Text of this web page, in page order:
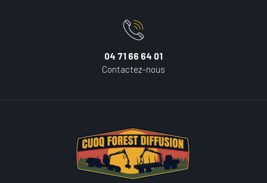
04 71 66 64 01
Contactez-nous